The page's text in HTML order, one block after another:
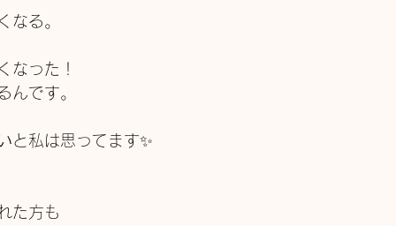
なる。
なった！
んです。
と私は思ってます✨
た方も